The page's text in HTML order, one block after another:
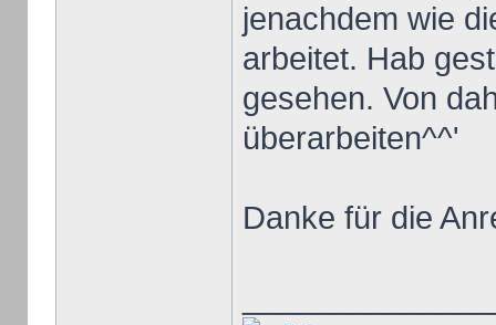
jenachdem wie
arbeitet. Hab
gesehen. Von
überarbeiten^^'
Danke für die